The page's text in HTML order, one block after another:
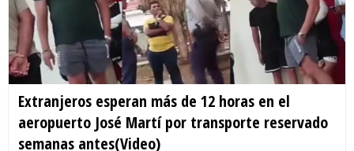
Extranjeros esperan más de 12 horas en el
aeropuerto José Martí por transporte reservado
semanas antes(Video)